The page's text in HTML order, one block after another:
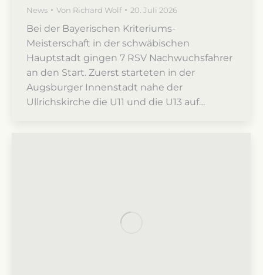
News Von Richard Wolf 20. Juli 2026
Bei der Bayerischen Kriteriums-
Meisterschaft in der schwäbischen
Hauptstadt gingen 7 RSV Nachwuchsfahrer
an den Start. Zuerst starteten in der
Augsburger Innenstadt nahe der
Ullrichskirche die U11 und die U13 auf…